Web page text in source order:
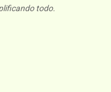
todo.